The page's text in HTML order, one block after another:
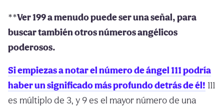
**Ver 199 a menudo puede ser una señal, para
buscar también otros números angélicos
poderosos.
Si empiezas a notar el número de ángel 111 podría
haber un significado más profundo detrás de él! 111
es múltiplo de 3, y 9 es el mayor número de una